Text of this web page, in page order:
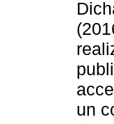
un